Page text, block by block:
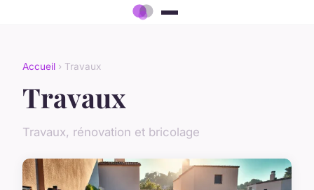
Accueil › Travaux
Travaux
Travaux, rénovation et bricolage